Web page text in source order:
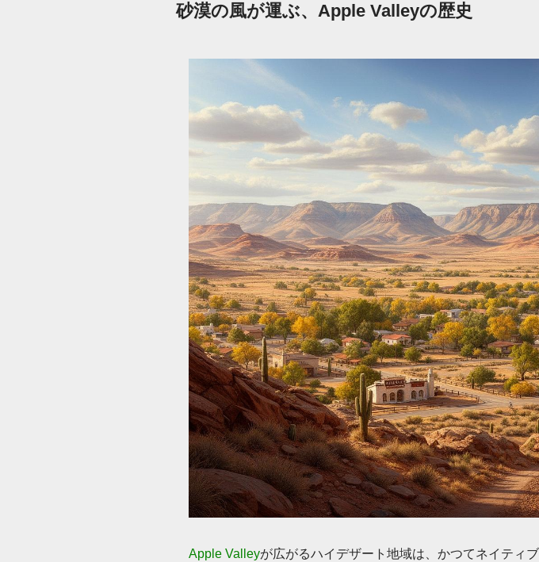
砂漠の風が運ぶ、Apple Valleyの歴史
Apple Valleyが広がるハイデザート地域は、かつてネイティ